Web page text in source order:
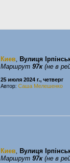
Киев, Вулиця
Маршрут 97к (не в
25 июля 2024 г., четверг
Автор: Саша Мелешенко
Киев, Вулиця
Маршрут 97к (не в